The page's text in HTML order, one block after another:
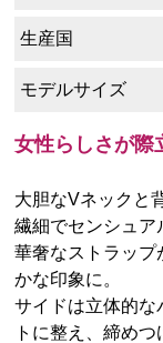
生産国
モデルサイズ
女性らしさが際
大胆なVネックと
繊細でセンシュア
華奢なストラップ
かな印象に。
サイドは立体的な
トに整え、締め